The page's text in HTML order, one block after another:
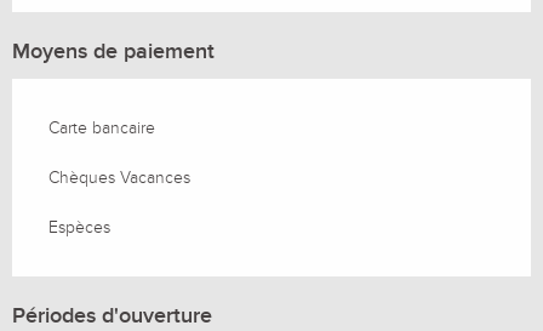
Moyens de paiement
Carte bancaire
Chèques Vacances
Espèces
Périodes d'ouverture